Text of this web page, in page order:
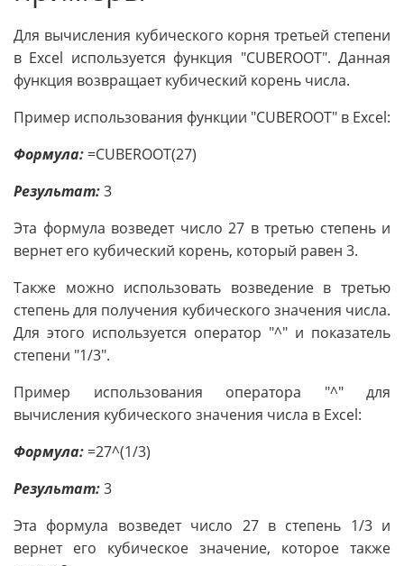
Для вычисления кубического корня третьей степени
в Excel используется функция "CUBEROOT". Данная
функция возвращает кубический корень числа.
Пример использования функции "CUBEROOT" в Excel:
Формула: =CUBEROOT(27)
Результат:3
Эта формула возведет число 27 в третью степень и
вернет его кубический корень, который равен 3.
Также можно использовать возведение в третью
степень для получения кубического значения числа.
Для этого используется оператор "^" и показатель
степени "1/3".
Пример использования оператора "^" для
вычисления кубического значения числа в Excel:
Формула: =27^(1/3)
Результат:3
Эта формула возведет число 27 в степень 1/3 и
вернет его кубическое значение, которое также